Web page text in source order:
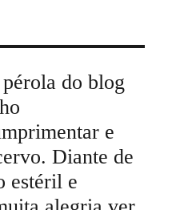
do blog
e
Diante de
estéril e